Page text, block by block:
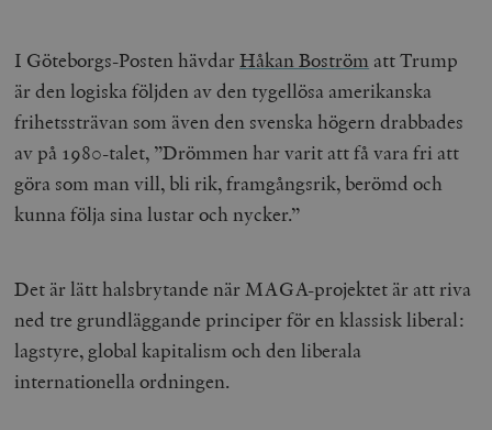
I Göteborgs-Posten hävdarHåkan Boström att Trump
är den logiska följden av den tygellösa amerikanska
frihetssträvan som även den svenska högern drabbades
av på 1980-talet, ”Drömmen har varit att få vara fri att
göra som man vill, bli rik, framgångsrik, berömd och
kunna följa sina lustar och nycker.”
Det är lätt halsbrytande när MAGA-projektet är att riva
ned tre grundläggande principer för en klassisk liberal:
lagstyre, global kapitalism och den liberala
internationella ordningen.